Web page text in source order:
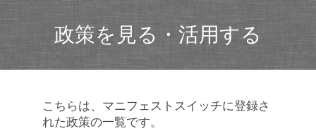
政策を見る・活用する
こちらは、マニフェストスイッチに登録さ
れた政策の一覧です。